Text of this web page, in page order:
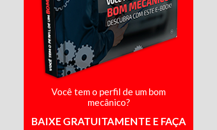
Você tem o perfil de um bom
mecânico?
BAIXE GRATUITAMENTE E FAÇA